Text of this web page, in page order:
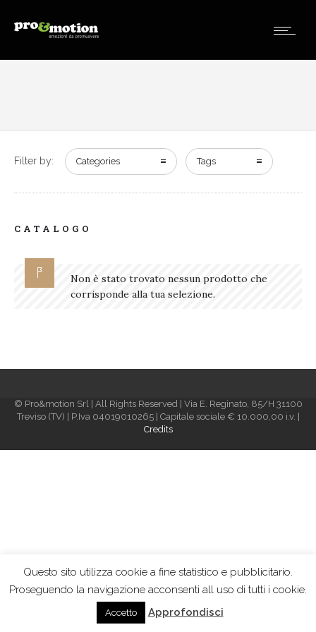
Filter by: Categories Tags
CATALOGO
Non è stato trovato nessun prodotto che
corrisponde alla tua selezione.
© Pro&motion Srl | All Rights Reserved | Via E. Reginato, 85/H 31100
Treviso (TV) | P.Iva 04019010265 | Capitale sociale € 10.000,00 i.v. |
Credits
Questo sito utilizza cookie a fine statistico e pubblicitario.
Proseguendo la navigazione acconsenti all uso di tutti i cookie.
Accetto Approfondisci